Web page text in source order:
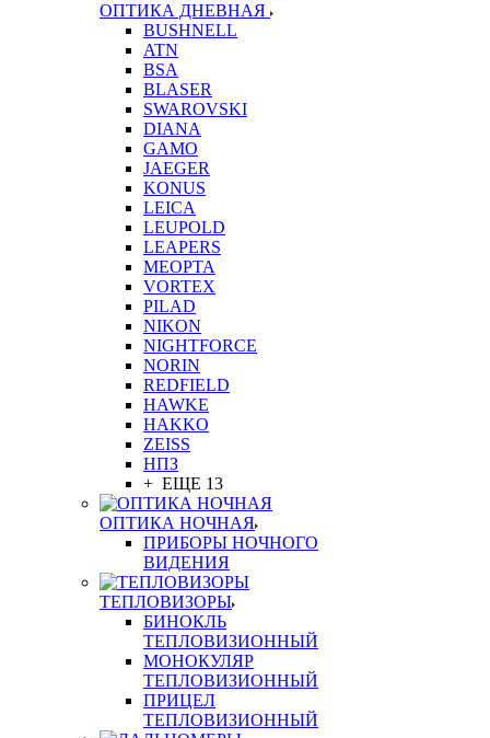
ОПТИКА ДНЕВНАЯ
BUSHNELL
ATN
BSA
BLASER
SWAROVSKI
DIANA
GAMO
JAEGER
KONUS
LEICA
LEUPOLD
LEAPERS
MEOPTA
VORTEX
PILAD
NIKON
NIGHTFORCE
NORIN
REDFIELD
HAWKE
HAKKO
ZEISS
НПЗ
+ ЕЩЕ 13
ОПТИКА НОЧНАЯ
ПРИБОРЫ НОЧНОГО
ВИДЕНИЯ
ТЕПЛОВИЗОРЫ
БИНОКЛЬ
ТЕПЛОВИЗИОННЫЙ
МОНОКУЛЯР
ТЕПЛОВИЗИОННЫЙ
ПРИЦЕЛ
ТЕПЛОВИЗИОННЫЙ